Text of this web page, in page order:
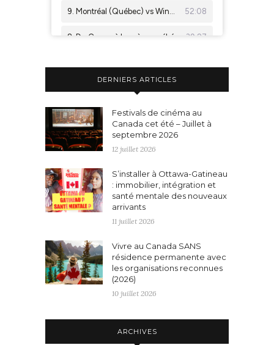
DERNIERS ARTICLES
Festivals de cinéma au
Canada cet été – Juillet à
septembre 2026
12 juillet 2026
S’installer à Ottawa-Gatineau
: immobilier, intégration et
santé mentale des nouveaux
arrivants
11 juillet 2026
Vivre au Canada SANS
résidence permanente avec
les organisations reconnues
(2026)
10 juillet 2026
ARCHIVES